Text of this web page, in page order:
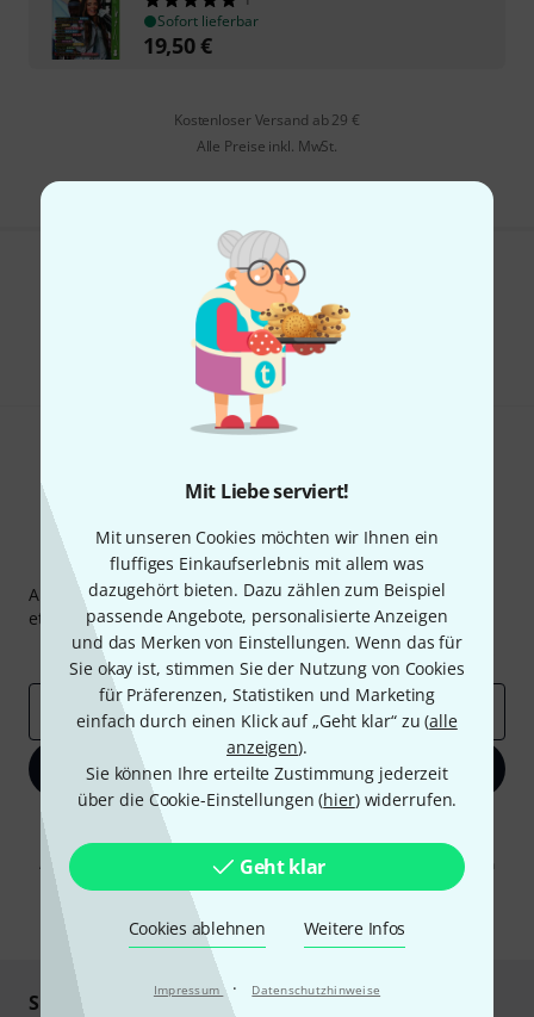
Mit Liebe serviert!
Mit unseren Cookies möchten wir Ihnen ein
fluffiges Einkaufserlebnis mit allem was
dazugehört bieten. Dazu zählen zum Beispiel
passende Angebote, personalisierte Anzeigen
und das Merken von Einstellungen. Wenn das für
Sie okay ist, stimmen Sie der Nutzung von Cookies
für Präferenzen, Statistiken und Marketing
einfach durch einen Klick auf „Geht klar“ zu (alle
anzeigen).
Sie können Ihre erteilte Zustimmung jederzeit
über die Cookie-Einstellungen (hier) widerrufen.
Geht klar
Cookies ablehnen Weitere Infos
Impressum · Datenschutzhinweise
Sofort lieferbar
19,50€
Kostenloser Versand ab 29 €
Alle Preise inkl. MwSt.
Gefällt Ihnen, was Sie sehen?
Teilen Hilfe & Feedback
Thomann Newsletter
Abonniere den Thomann Newsletter und gewinne mit
etwas Glück einen von50 Gutscheinenüber jeweils50€
Inspirierende Beiträge
Deals Thomann Insights
E-Mail-Adresse
Jetzt anmelden
Mit Klick auf „Jetzt anmelden“ stimmen Sie dem Erhalt von E-Mail-
Werbung und einer Messung des E-Mail-Nutzungsverhaltens zu. Die
Abmeldung ist jederzeit möglich. Weitere Informationen finden Sie in
* Pflichtfeld
Sicher einkaufen & bezahlen